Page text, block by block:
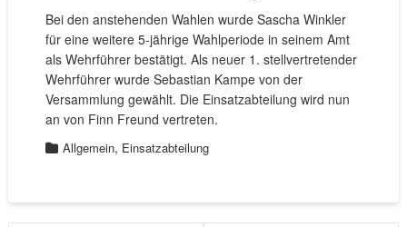
Bei den anstehenden Wahlen wurde Sascha Winkler
für eine weitere 5-jährige Wahlperiode in seinem Amt
als Wehrführer bestätigt. Als neuer 1. stellvertretender
Wehrführer wurde Sebastian Kampe von der
Versammlung gewählt. Die Einsatzabteilung wird nun
an von Finn Freund vertreten.
Allgemein, Einsatzabteilung